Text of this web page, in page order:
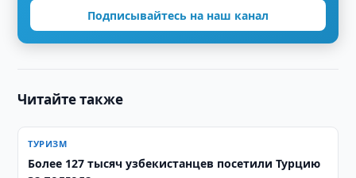
Подписывайтесь на наш канал
Читайте также
ТУРИЗМ
Более 127 тысяч узбекистанцев посетили Турцию